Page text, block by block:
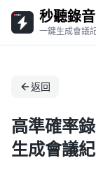
秒聽錄音
一鍵生成會議
返回
高準確率
生成會議